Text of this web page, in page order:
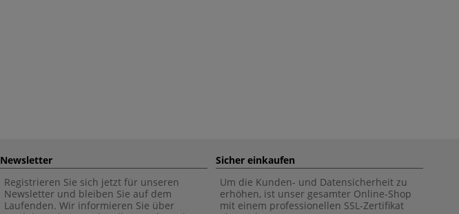
Newsletter
Registrieren Sie sich jetzt für unseren
Newsletter und bleiben Sie auf dem
Laufenden. Wir informieren Sie über
Sicher einkaufen
Um die Kunden- und Datensicherheit zu
erhöhen, ist unser gesamter Online-Shop
mit einem professionellen SSL-Zertifikat